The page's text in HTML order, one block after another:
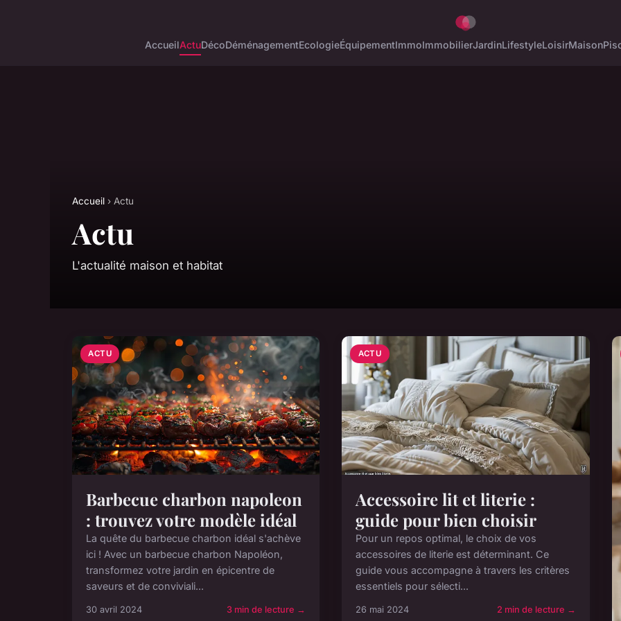
AccueilActuDécoDéménagementEcologieÉquipementImmoImmobilierJardinLifestyleLoisirMaison
Accueil › Actu
Actu
L'actualité maison et habitat
ACTU
Barbecue charbon napoleon
: trouvez votre modèle idéal
La quête du barbecue charbon idéal s'achève
ici ! Avec un barbecue charbon Napoléon,
transformez votre jardin en épicentre de
saveurs et de conviviali...
30 avril 2024 3 min de lecture →
ACTU
Accessoire lit et literie :
guide pour bien choisir
Pour un repos optimal, le choix de vos
accessoires de literie est déterminant. Ce
guide vous accompagne à travers les critères
essentiels pour sélecti...
26 mai 2024 2 min de lecture →